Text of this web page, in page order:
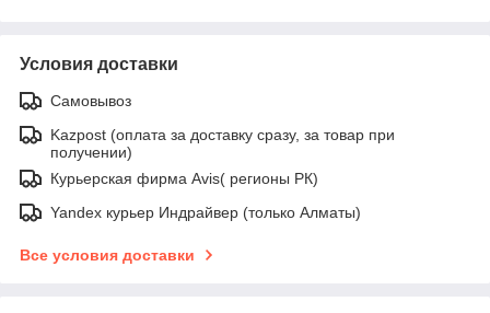
Условия доставки
Самовывоз
Kazpost (оплата за доставку сразу, за товар при
получении)
Курьерская фирма Avis( регионы РК)
Yandex курьер Индрайвер (только Алматы)
Все условия доставки